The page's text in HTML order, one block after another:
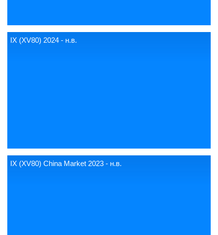
IX (XV80) 2024 - н.в.
IX (XV80) China Market 2023 - н.в.